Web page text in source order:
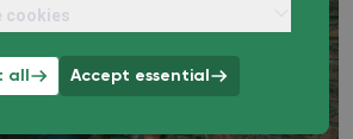
cookies
all Accept essential